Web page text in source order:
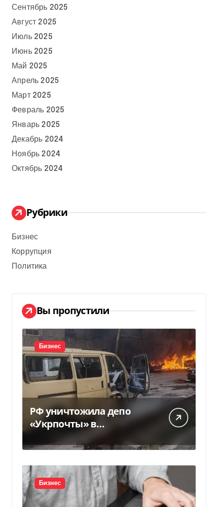
Сентябрь 2025
Август 2025
Июль 2025
Июнь 2025
Май 2025
Апрель 2025
Март 2025
Февраль 2025
Январь 2025
Декабрь 2024
Ноябрь 2024
Октябрь 2024
Рубрики
Бизнес
Коррупция
Политика
Вы пропустили
Бизнес
РФ уничтожила депо
«Укрпочты» в
Павлограде: есть
погибшие и ранены
Бизнес